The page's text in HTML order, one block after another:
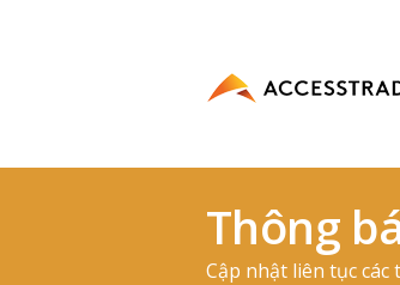
Thông
Cập nhật liên tục các